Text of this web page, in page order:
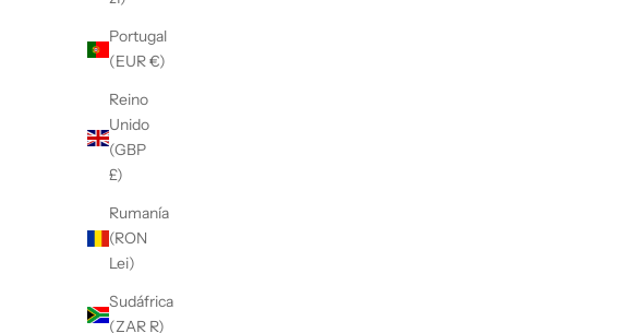
Portugal
(EUR €)
Reino
Unido
(GBP
£)
Rumanía
(RON
Lei)
Sudáfrica
(ZAR R)